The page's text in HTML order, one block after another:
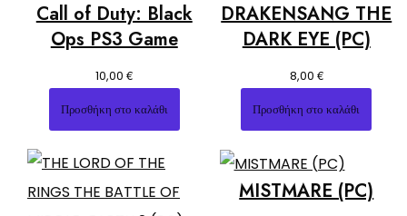
Call of Duty: Black
Ops PS3 Game
10,00€
Προσθήκη στο καλάθι
DRAKENSANG THE
DARK EYE (PC)
8,00 €
Προσθήκη στο καλάθι
MISTMARE (PC)